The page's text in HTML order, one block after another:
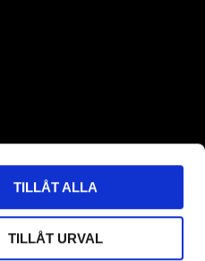
TILLÅT ALLA
TILLÅT URVAL